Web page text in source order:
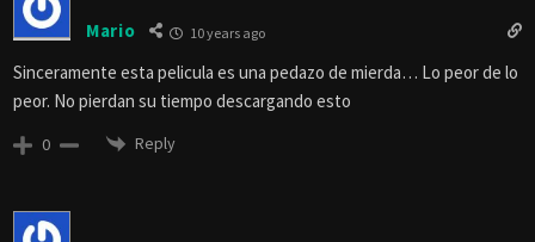
😉
Saludos del horror
0 Reply
Sinceramente esta pelicula es una pedazo de mierda… Lo peor de lo